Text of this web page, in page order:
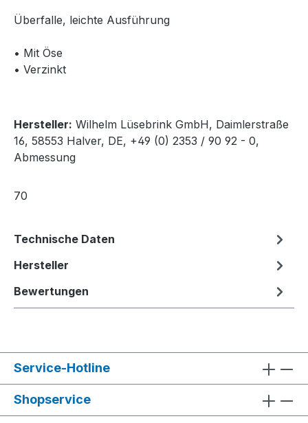
Überfalle, leichte Ausführung
• Mit Öse
• Verzinkt
Hersteller: Wilhelm Lüsebrink GmbH, Daimlerstraße
16, 58553 Halver, DE, +49 (0) 2353 / 90 92 - 0,
Abmessung
70
Technische Daten
Hersteller
Bewertungen
Service-Hotline
Shopservice